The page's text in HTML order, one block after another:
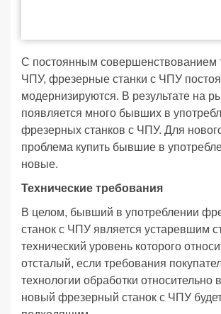
С постоянным совершенствованием
ЧПУ, фрезерные станки с ЧПУ
модернизируются. В результате на
появляется много бывших в
фрезерных станков с ЧПУ. Для
проблема купить бывшие в
новые.
Технические требования
В целом, бывший в употреблении
станок с ЧПУ является устаревшим
технический уровень которого
отсталый, если требования
технологии обработки относительно
новый фрезерный станок с ЧПУ